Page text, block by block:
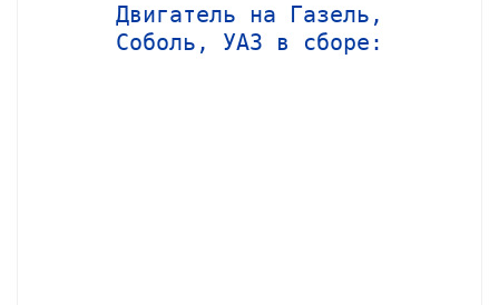
Двигатель на Газель,
Соболь, УАЗ в сборе: